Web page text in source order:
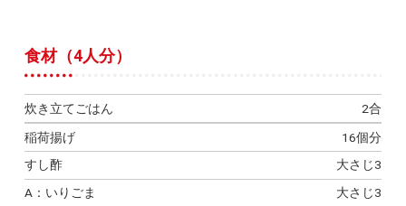
食材（4人分）
炊き立てごはん
2合
稲荷揚げ
16個分
すし酢
大さじ3
A：いりごま
大さじ3